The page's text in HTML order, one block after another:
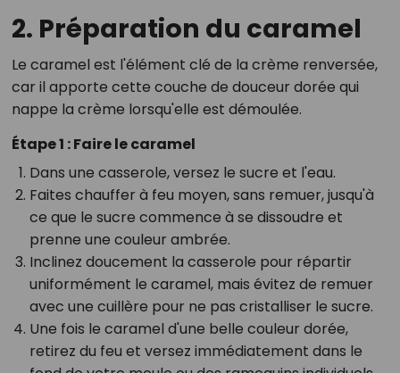
2. Préparation du caramel
Le caramel est l'élément clé de la crème renversée,
car il apporte cette couche de douceur dorée qui
nappe la crème lorsqu'elle est démoulée.
Étape 1 : Faire le caramel
Dans une casserole, versez le sucre et l'eau.
Faites chauffer à feu moyen, sans remuer, jusqu'à
ce que le sucre commence à se dissoudre et
prenne une couleur ambrée.
Inclinez doucement la casserole pour répartir
uniformément le caramel, mais évitez de remuer
avec une cuillère pour ne pas cristalliser le sucre.
Une fois le caramel d'une belle couleur dorée,
retirez du feu et versez immédiatement dans le